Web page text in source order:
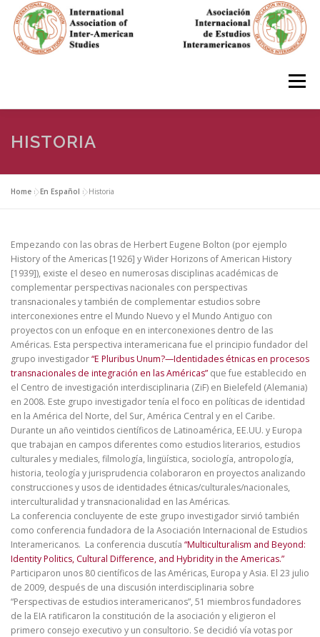
content
Menu
HOME ABOUT
IAS CONFERENCES
FOCUS GROUPS MEMBERS PHOTOS LINKS
JOIN/INGRESO
HISTORIA
Home »En Español »Historia
Empezando con las obras de Herbert Eugene Bolton (por ejemplo
History of the Americas [1926] y Wider Horizons of American History
[1939]), existe el deseo en numerosas disciplinas académicas de
complementar perspectivas nacionales con perspectivas
transnacionales y también de complementar estudios sobre
interconexiones entre el Mundo Nuevo y el Mundo Antiguo con
proyectos con un enfoque en en interconexiones dentro de las
Américas. Esta perspectiva interamericana fue el principio fundador del
grupo investigador“E Pluribus Unum?—Identidades étnicas en procesos
transnacionales de integración en las Américas” que fue establecido en
el Centro de investigación interdisciplinaria (ZiF) en Bielefeld (Alemania)
en 2008. Este grupo investigador tenía el foco en políticas de identidad
en la América del Norte, del Sur, América Central y en el Caribe.
Durante un año veintidos científicos de Latinoamérica, EE.UU. y Europa
que trabajan en campos diferentes como estudios literarios, estudios
culturales y mediales, filmología, lingüística, sociología, antropología,
historia, teología y jurisprudencia colaboraron en proyectos analizando
construcciones y usos de identidades étnicas/culturales/nacionales,
interculturalidad y transnacionalidad en las Américas.
La conferencia concluyente de este grupo investigador sirvió también
como conferencia fundadora de la Asociación Internacional de Estudios
Interamericanos. La conferencia duscutía “Multiculturalism and Beyond:
Identity Politics, Cultural Difference, and Hybridity in the Americas.”
Participaron unos 80 científicos de las Américas, Europa y Asia. El 23 julio
de 2009, después de una discusión interdisciplinaria sobre
“Perspectivas de estudios interamericanos”, 51 miembros fundadores
de la EIA ratificaron la constitución de la asociación y eligieron el
primero consejo executivo y un consultorio. Se decidió vía votas por